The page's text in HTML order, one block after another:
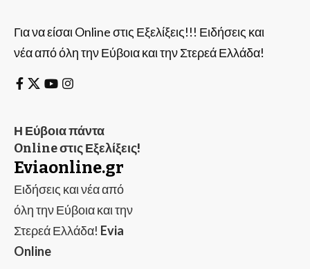
Για να είσαι Online στις Εξελίξεις!!! Ειδήσεις και
νέα από όλη την Εύβοια και την Στερεά Ελλάδα!
Η Εύβοια πάντα
Online στις Εξελίξεις!
Eviaonline.gr
Ειδήσεις και νέα από
όλη την Εύβοια και την
Στερεά Ελλάδα! Evia
Online